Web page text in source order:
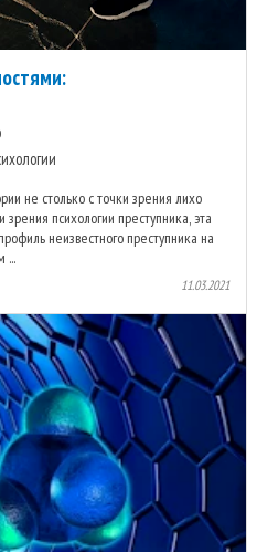
не столько с точки зрения лихо
психологии преступника, эта
неизвестного преступника на
...
11.03.2021